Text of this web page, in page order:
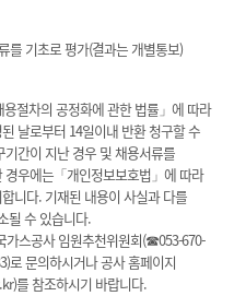
를 기초로 평가(결과는 개별통보)
절차의 공정화에 관한 법률」에 따라
날로부터 14일이내 반환 청구할 수
기간이 지난 경우 및 채용서류를
경우에는「개인정보보호법」에 따라
니다. 기재된 내용이 사실과 다를
될 수 있습니다.
가스공사 임원추천위원회(☎053-670-
로 문의하시거나 공사 홈페이지
를 참조하시기 바랍니다.